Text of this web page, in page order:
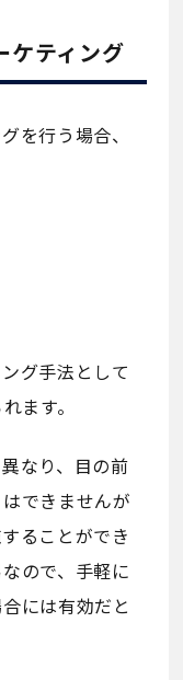
ケティング
を行う場合、
グ手法として
ます。
なり、目の前
できませんが
ることができ
ので、手軽に
には有効だと